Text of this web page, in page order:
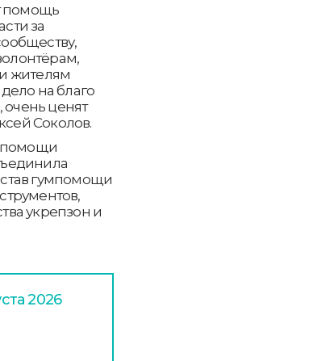
помощь
за
жителям
на благо
очень ценят
Соколов.
гумпомощи
укрепзон и
2026